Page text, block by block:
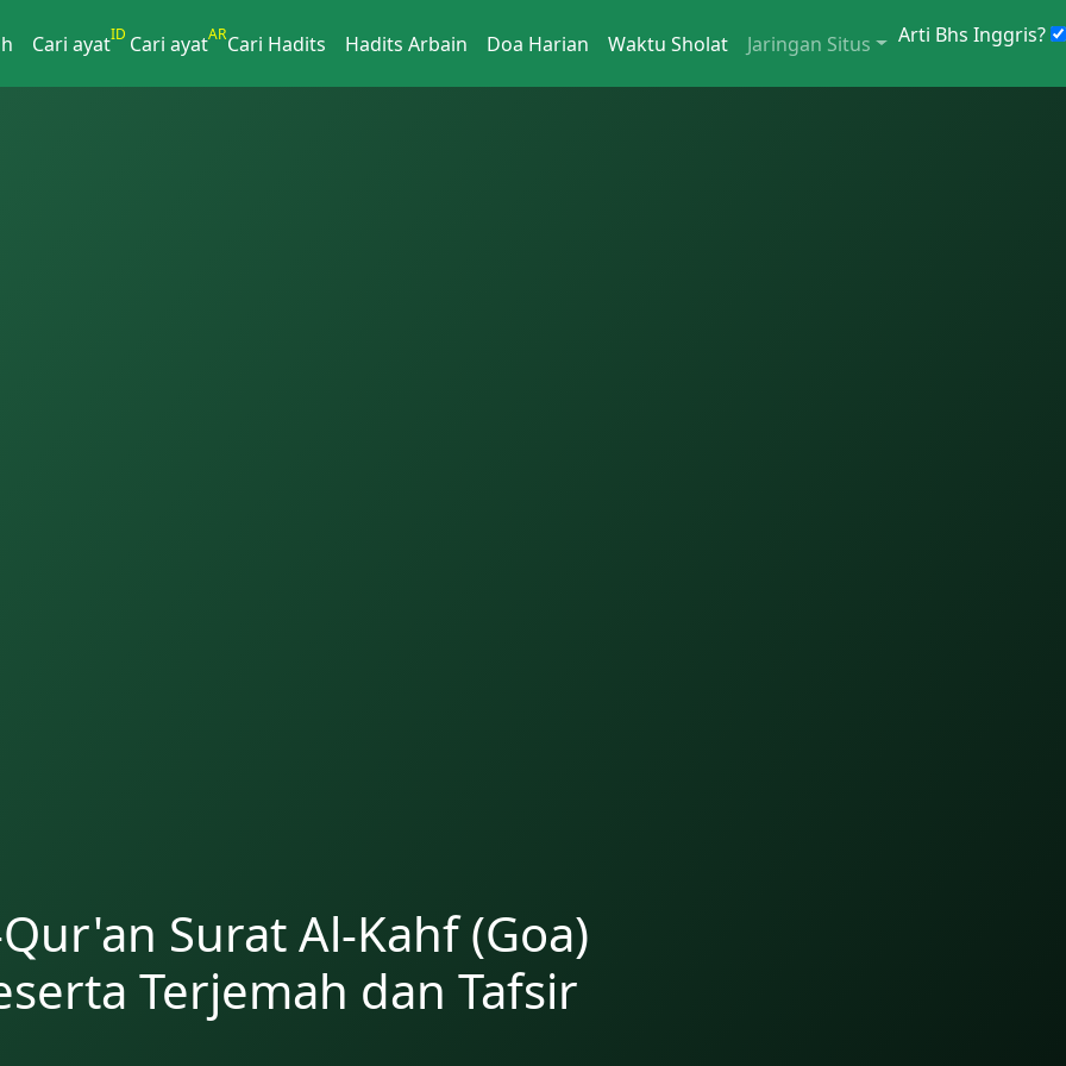
Cari ayatID Cari ayatARCari Hadits Hadits Arbain Doa Harian Waktu Sholat Jaringan Situs Arti Bhs Inggris?
Surat Al-Kahf (Goa)
Terjemah dan Tafsir